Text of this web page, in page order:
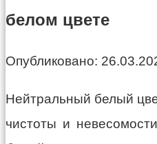
белом цвете
Опубликовано:
Нейтральный белый
чистоты и